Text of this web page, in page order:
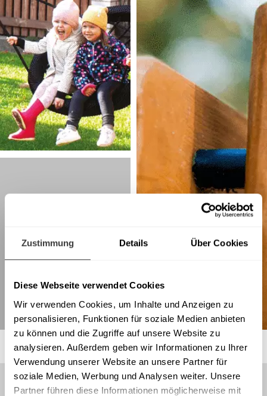
Zustimmung Details Über Cookies
Diese Webseite verwendet Cookies
Wir verwenden Cookies, um Inhalte und Anzeigen zu
personalisieren, Funktionen für soziale Medien anbieten
zu können und die Zugriffe auf unsere Website zu
analysieren. Außerdem geben wir Informationen zu Ihrer
Verwendung unserer Website an unsere Partner für
soziale Medien, Werbung und Analysen weiter. Unsere
Partner führen diese Informationen möglicherweise mit